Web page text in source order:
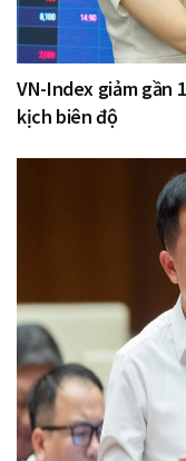
VN-Index giảm gần
kịch biên độ